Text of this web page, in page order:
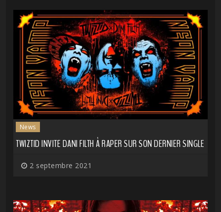
News
TWIZTID INVITE DANI FILTH À RAPER SUR SON DERNIER SINGLE
2 septembre 2021